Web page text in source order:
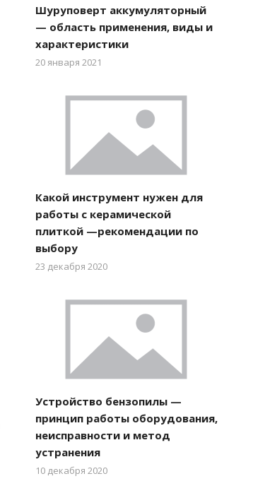
Шуруповерт аккумуляторный
— область применения, виды и
характеристики
20 января 2021
Какой инструмент нужен для
работы с керамической
плиткой —рекомендации по
выбору
23 декабря 2020
Устройство бензопилы —
принцип работы оборудования,
неисправности и метод
устранения
10 декабря 2020